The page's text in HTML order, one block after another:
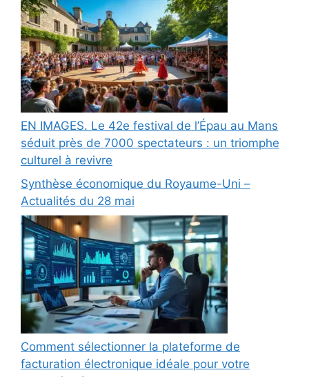
EN IMAGES. Le 42e festival de l’Épau au Mans
séduit près de 7000 spectateurs : un triomphe
culturel à revivre
Synthèse économique du Royaume-Uni –
Actualités du 28 mai
Comment sélectionner la plateforme de
facturation électronique idéale pour votre